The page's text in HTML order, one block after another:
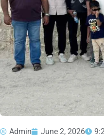
Admin June 2, 2026